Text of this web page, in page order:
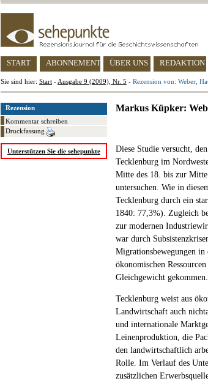
START ABONNEMENT ÜBER UNS REDAKTION
Sie sind hier: Start - Ausgabe 9 (2009), Nr. 5 - Rezension von: Weber,
Rezension
Kommentar schreiben
Druckfassung
Unterstützen Sie die sehepunkte
Markus Küpker:
Diese Studie versucht,
Tecklenburg im
Mitte des 18. bis zur Mitte
untersuchen. Wie in
Tecklenburg durch ein
1840: 77,3%). Zugleich
zur modernen
war durch
Migrationsbewegungen in
ökonomischen
Gleichgewicht gekommen.
Tecklenburg weist aus
Landwirtschaft auch
und internationale
Leinenproduktion, die
den landwirtschaftlich
Rolle. Im Verlauf des
zusätzlichen